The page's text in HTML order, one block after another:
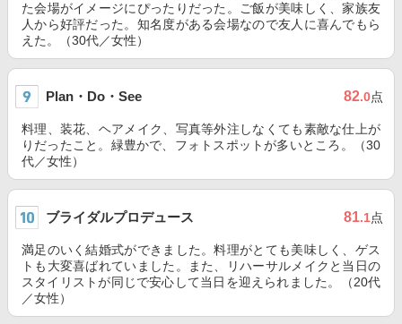
た会場がイメージにぴったりだった。ご飯が美味しく、家族友
人から好評だった。知名度がある会場なので友人に喜んでもら
えた。（30代／女性）
Plan・Do・See 82.0点
料理、装花、ヘアメイク、写真等外注しなくても素敵な仕上が
りだったこと。緑豊かで、フォトスポットが多いところ。（30
代／女性）
ブライダルプロデュース 81.1点
満足のいく結婚式ができました。料理がとても美味しく、ゲス
トも大変喜ばれていました。また、リハーサルメイクと当日の
スタイリストが同じで安心して当日を迎えられました。（20代
／女性）